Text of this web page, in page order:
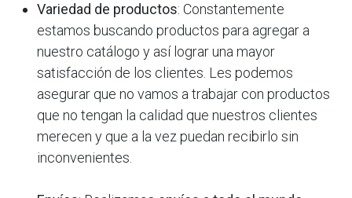
Variedad de productos: Constantemente
estamos buscando productos para agregar a
nuestro catálogo y así lograr una mayor
satisfacción de los clientes. Les podemos
asegurar que no vamos a trabajar con productos
que no tengan la calidad que nuestros clientes
merecen y que a la vez puedan recibirlo sin
inconvenientes.